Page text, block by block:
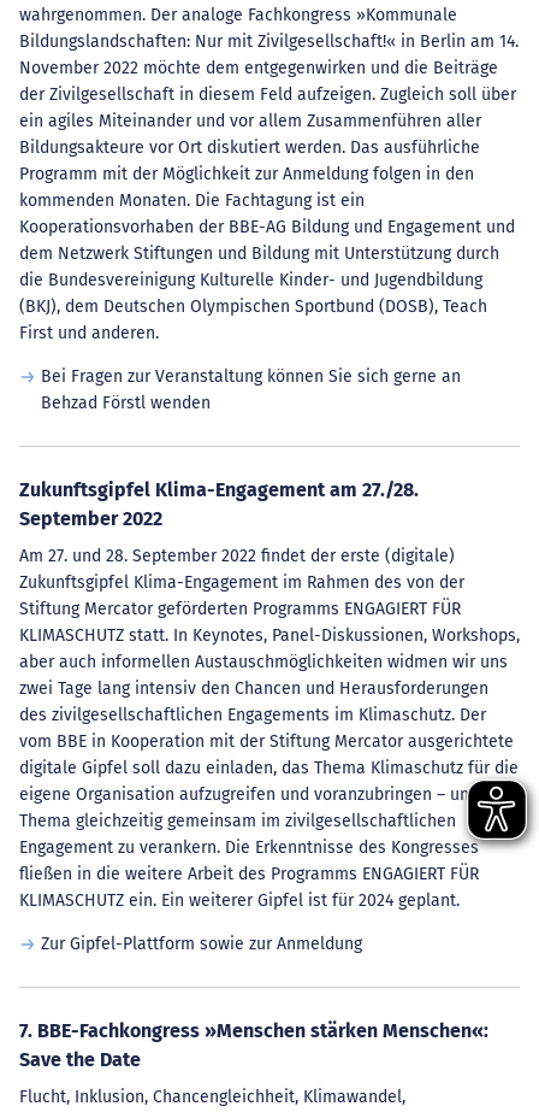
wahrgenommen. Der analoge Fachkongress »Kommunale
Bildungslandschaften: Nur mit Zivilgesellschaft!« in Berlin am 14.
November 2022 möchte dem entgegenwirken und die Beiträge
der Zivilgesellschaft in diesem Feld aufzeigen. Zugleich soll über
ein agiles Miteinander und vor allem Zusammenführen aller
Bildungsakteure vor Ort diskutiert werden. Das ausführliche
Programm mit der Möglichkeit zur Anmeldung folgen in den
kommenden Monaten. Die Fachtagung ist ein
Kooperationsvorhaben der BBE-AG Bildung und Engagement und
dem Netzwerk Stiftungen und Bildung mit Unterstützung durch
die Bundesvereinigung Kulturelle Kinder- und Jugendbildung
(BKJ), dem Deutschen Olympischen Sportbund (DOSB), Teach
First und anderen.
Bei Fragen zur Veranstaltung können Sie sich gerne an
Behzad Förstl wenden
Zukunftsgipfel Klima-Engagement am 27./28.
September 2022
Am 27. und 28. September 2022 findet der erste (digitale)
Zukunftsgipfel Klima-Engagement im Rahmen des von der
Stiftung Mercator geförderten Programms ENGAGIERT FÜR
KLIMASCHUTZ statt. In Keynotes, Panel-Diskussionen, Workshops,
aber auch informellen Austauschmöglichkeiten widmen wir uns
zwei Tage lang intensiv den Chancen und Herausforderungen
des zivilgesellschaftlichen Engagements im Klimaschutz. Der
vom BBE in Kooperation mit der Stiftung Mercator ausgerichtete
digitale Gipfel soll dazu einladen, das Thema Klimaschutz für die
eigene Organisation aufzugreifen und voranzubringen – und das
Thema gleichzeitig gemeinsam im zivilgesellschaftlichen
Engagement zu verankern. Die Erkenntnisse des Kongresses
fließen in die weitere Arbeit des Programms ENGAGIERT FÜR
KLIMASCHUTZ ein. Ein weiterer Gipfel ist für 2024 geplant.
Zur Gipfel-Plattform sowie zur Anmeldung
7. BBE-Fachkongress »Menschen stärken Menschen«:
Save the Date
Flucht, Inklusion, Chancengleichheit, Klimawandel,